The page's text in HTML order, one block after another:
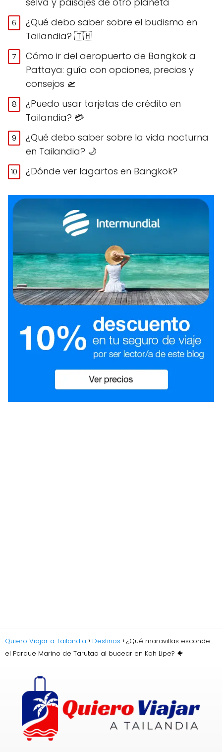
¿Qué debo saber sobre el budismo en
Tailandia? 🇹🇭
Cómo ir del aeropuerto de Bangkok a
Pattaya: guía con opciones, precios y
consejos 🛫
¿Puedo usar tarjetas de crédito en
Tailandia? 💳
¿Qué debo saber sobre la vida nocturna
en Tailandia? 🌙
¿Dónde ver lagartos en Bangkok?
Quiero Viajar a Tailandia Destinos
¿Qué maravillas esconde
el Parque Marino de Tarutao al bucear en Koh Lipe? 🐠